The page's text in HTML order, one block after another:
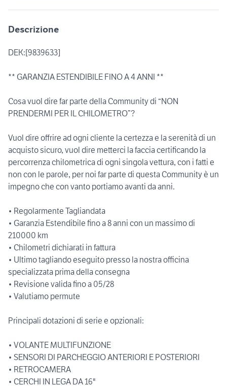
Descrizione
DEK:[9839633]
** GARANZIA ESTENDIBILE FINO A 4 ANNI **
Cosa vuol dire far parte della Community di “NON
PRENDERMI PER IL CHILOMETRO”?
Vuol dire offrire ad ogni cliente la certezza e la serenità di un
acquisto sicuro, vuol dire metterci la faccia certificando la
percorrenza chilometrica di ogni singola vettura, con i fatti e
non con le parole, per noi far parte di questa Community è un
impegno che con vanto portiamo avanti da anni.
• Regolarmente Tagliandata
• Garanzia Estendibile fino a 8 anni con un massimo di
210000 km
• Chilometri dichiarati in fattura
• Ultimo tagliando eseguito presso la nostra officina
specializzata prima della consegna
• Revisione valida fino a 05/28
• Valutiamo permute
Principali dotazioni di serie e opzionali:
• VOLANTE MULTIFUNZIONE
• SENSORI DI PARCHEGGIO ANTERIORI E POSTERIORI
• RETROCAMERA
• CERCHI IN LEGA DA 16"